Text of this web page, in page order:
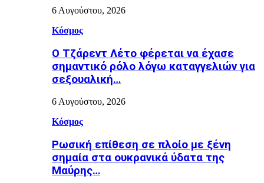
6 Αυγούστου, 2026
Κόσμος
Ο Τζάρεντ Λέτο φέρεται να έχασε
σημαντικό ρόλο λόγω καταγγελιών για
σεξουαλική…
6 Αυγούστου, 2026
Κόσμος
Ρωσική επίθεση σε πλοίο με ξένη
σημαία στα ουκρανικά ύδατα της
Μαύρης…